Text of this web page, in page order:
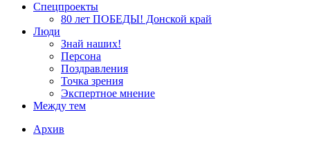
Спецпроекты
80 лет ПОБЕДЫ! Донской край
Люди
Знай наших!
Персона
Поздравления
Точка зрения
Экспертное мнение
Между тем
Архив